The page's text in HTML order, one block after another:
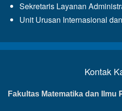
Sekretaris Layanan
Unit Urusan Internasional
Kontak
Fakultas Matematika dan Ilmu